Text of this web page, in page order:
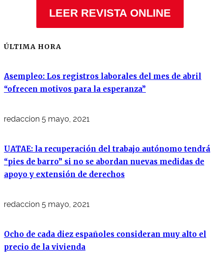
LEER REVISTA ONLINE
ÚLTIMA HORA
Asempleo: Los registros laborales del mes de abril
“ofrecen motivos para la esperanza”
redaccion 5 mayo, 2021
UATAE: la recuperación del trabajo autónomo tendrá
“pies de barro” si no se abordan nuevas medidas de
apoyo y extensión de derechos
redaccion 5 mayo, 2021
Ocho de cada diez españoles consideran muy alto el
precio de la vivienda